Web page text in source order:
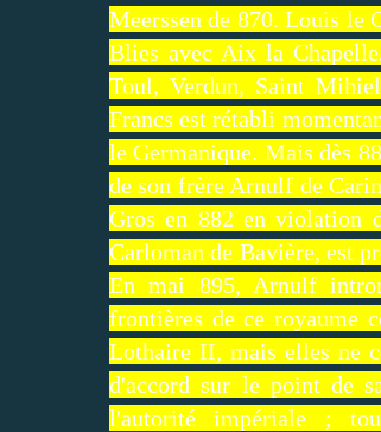
Meerssen de 870. Louis le
Blies avec Aix la
Toul, Verdun, Saint
Francs est rétabli
le Germanique. Mais dès
de son frère Arnulf de
Gros en 882 en violation
Carloman de Bavière, est
En mai 895, Arnulf
frontières de ce royaume
Lothaire II, mais elles ne
d'accord sur le point de
l'autorité impériale ;